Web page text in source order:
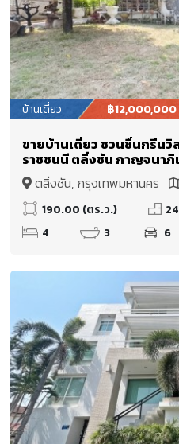
บ้านเดี่ยว ฿12,000,000
ขายบ้านเดี่ยว ชวนชื่นกรีน
ราชชนนี ตลิ่งชัน กาญจนา
190 ตรว.
ตลิ่งชัน, กรุงเทพมหานคร
190.00 (ตร.ว.)
4
3 6